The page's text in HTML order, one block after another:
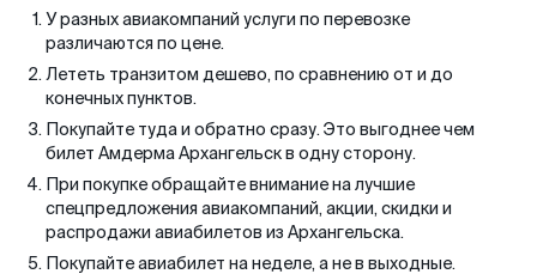
У разных авиакомпаний услуги по перевозке
различаются по цене.
Лететь транзитом дешево, по сравнению от и до
конечных пунктов.
Покупайте туда и обратно сразу. Это выгоднее чем
билет Амдерма Архангельск в одну сторону.
При покупке обращайте внимание на лучшие
спецпредложения авиакомпаний, акции, скидки и
распродажи авиабилетов из Архангельска.
Покупайте авиабилет на неделе, а не в выходные.